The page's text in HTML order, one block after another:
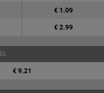
€ 1.09
€ 2.99
€ 9.21